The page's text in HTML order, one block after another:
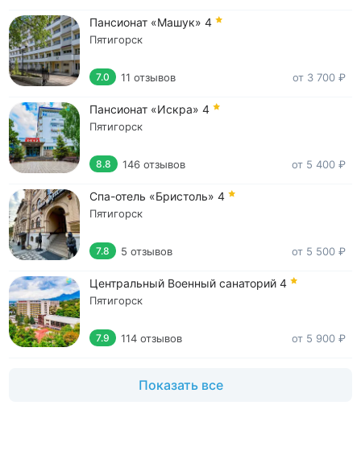
этот санаторий. Конечно.
Можно лучше: Пожелания санаторию: всем
здоровья, добра, благополучия.
Пансионат «Машук» 4
Пятигорск
7.0 11 отзывов от 3 700 ₽
Пансионат «Искра» 4
Пятигорск
8.8 146 отзывов от 5 400 ₽
Спа-отель «Бристоль» 4
Пятигорск
7.8 5 отзывов от 5 500 ₽
Центральный Военный санаторий 4
Пятигорск
7.9 114 отзывов от 5 900 ₽
Показать все